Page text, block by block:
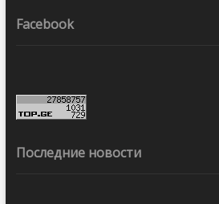
Facebook
Последние новости